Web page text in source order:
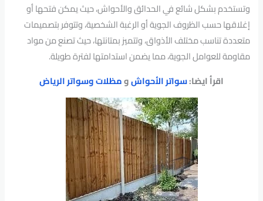
وتستخدم بشكل شائع في الحدائق والأحواش، حيث يمكن فتحها أو
إغلاقها حسب الظروف الجوية أو الرغبة الشخصية، وتتوفر بتصميمات
متعددة تناسب مختلف الأذواق، وتتميز بمتانتها، حيث تصنع من مواد
مقاومة للعوامل الجوية، مما يضمن استدامتها لفترة طويلة.
اقرأ ايضا:سواتر الأحواشومظلات وسواتر الرياض